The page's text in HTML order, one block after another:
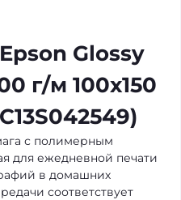
Glossy
г/м 100x150
с полимерным
для ежедневной печати
в домашних
соответствует